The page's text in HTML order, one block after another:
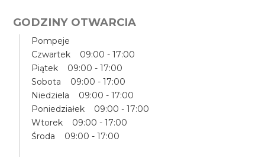
GODZINY OTWARCIA
Pompeje
Czwartek 09:00 - 17:00
Piątek 09:00 - 17:00
Sobota 09:00 - 17:00
Niedziela 09:00 - 17:00
Poniedziałek 09:00 - 17:00
Wtorek 09:00 - 17:00
Środa 09:00 - 17:00